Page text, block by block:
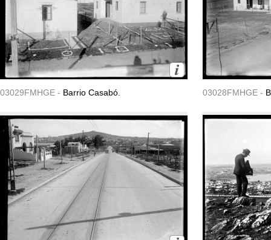
03029FMHGE - Barrio Casabó. 03028FMHGE -